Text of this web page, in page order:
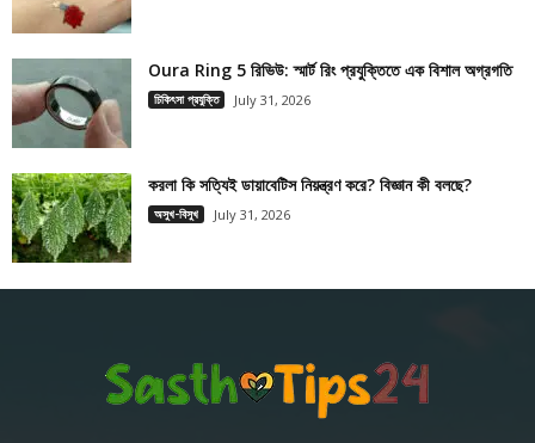
Oura Ring 5 রিভিউ: স্মার্ট রিং প্রযুক্তিতে এক বিশাল অগ্রগতি
চিকিৎসা প্রযুক্তি July 31, 2026
করলা কি সত্যিই ডায়াবেটিস নিয়ন্ত্রণ করে? বিজ্ঞান কী বলছে?
অসুখ-বিসুখ July 31, 2026